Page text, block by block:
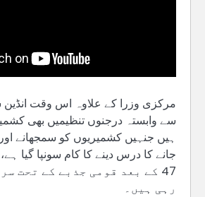
مرکزی وزرا کے علاوہ اس وقت
سے وابستہ درجنوں تنظیمیں بھی
ہیں جنہیں کشمیریوں کو سمجھانے
جانے کا درس دینے کا کام سونپا گیا
47 کے بعد قومی جذبے کے تحت
رہی ہیں۔